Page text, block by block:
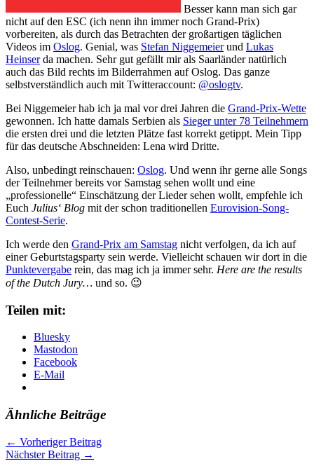
Besser kann man sich gar
nicht auf den ESC (ich nenn ihn immer noch Grand-Prix)
vorbereiten, als durch das Betrachten der großartigen täglichen
Videos im Oslog. Genial, was Stefan Niggemeierund Lukas
Heinserda machen. Sehr gut gefällt mir als Saarländer natürlich
auch das Bild rechts im Bilderrahmen auf Oslog. Das ganze
selbstverständlich auch mit Twitteraccount: @oslogtv.
Bei Niggemeier hab ich ja mal vor drei Jahren die Grand-Prix-Wette
gewonnen. Ich hatte damals Serbien als Sieger unter 78 Teilnehmern
die ersten drei und die letzten Plätze fast korrekt getippt. Mein Tipp
für das deutsche Abschneiden: Lena wird Dritte.
Also, unbedingt reinschauen: Oslog. Und wenn ihr gerne alle Songs
der Teilnehmer bereits vor Samstag sehen wollt und eine
„professionelle“ Einschätzung der Lieder sehen wollt, empfehle ich
Euch Julius‘ Blog mit der schon traditionellen Eurovision-Song-
Contest-Serie.
Ich werde den Grand-Prix am Samstag nicht verfolgen, da ich auf
einer Geburtstagsparty sein werde. Vielleicht schauen wir dort in die
Punktevergabe rein, das mag ich ja immer sehr. Here are the results
of the Dutch Jury… und so. 😉
Teilen mit:
Bluesky
Mastodon
Facebook
E-Mail
Ähnliche Beiträge
← Vorheriger Beitrag
Nächster Beitrag →